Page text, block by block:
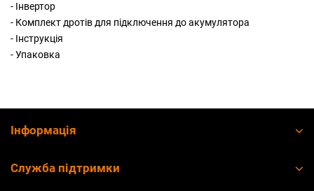
- Інвертор
- Комплект дротів для підключення до акумулятора
- Інструкція
- Упаковка
Інформація
Служба підтримки